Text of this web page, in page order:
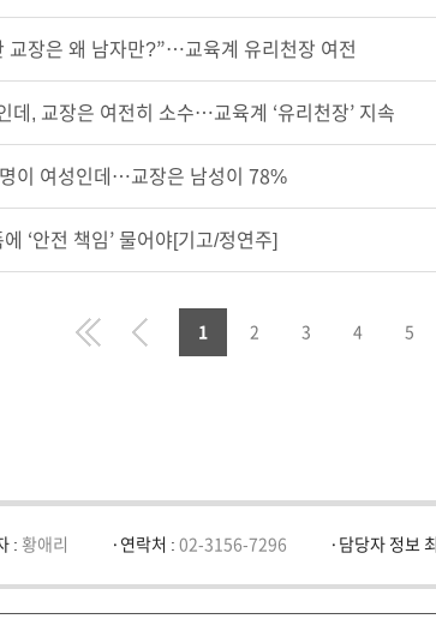
교장은 왜 남자만?”…교육계 유리천장 여전
데, 교장은 여전히 소수…교육계 ‘유리천장’ 지속
이 여성인데…교장은 남성이 78%
‘안전 책임’ 물어야[기고/정연주]
First Prev 1 2 3 4 5
: 황애리 연락처 : 02-3156-7296 담당자 정보